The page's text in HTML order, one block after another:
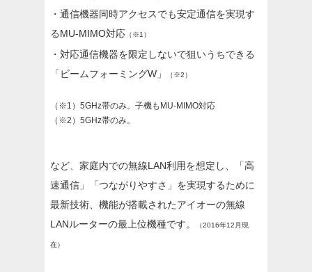
・通信機器同時アクセスでも安定通信を実現す
るMU-MIMO対応 （※1）
・対応通信機器を限定しないで狙いうちできる
「ビームフォーミングW」
（※2）
（※1）5GHz帯のみ。子機もMU-MIMO対応
（※2）5GHz帯のみ。
など、家庭内での無線LAN利用を想定し、「高
速通信」「つながりやすさ」を実現するために
最新技術、機能が搭載されたアイオーの無線
LANルーターの最上位機種です。
（2016年12月現
在）